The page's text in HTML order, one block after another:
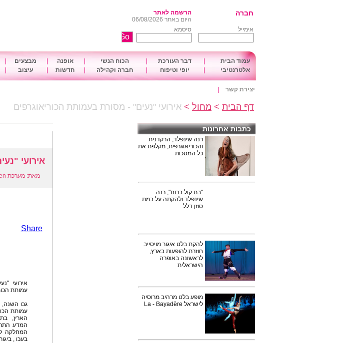
חברה
הרשמה לאתר
היום באתר 06/08/2026
אימייל
סיסמא
עמוד הבית דבר העורכת הכוח הנשי אופנה מבצעים
אלטרנטיבי
יופי וטיפוח חברה וקהילה חדשות עיצוב
יצירת קשר
דף הבית > מחול > אירועי "נעים" - מסורת בעמותת הכוריאוגרפים
כתבות אחרונות
רנה שינפלד, הרקדנית
והכוריאוגרפית, מקלפת את
כל המסכות
"בת קול ברוח", רנה
שינפלד ולהקתה על במת
סוזן דלל
להקת בלט איגור מויסייב
חוזרת להופעות בארץ,
לראשונה באופרה
הישראלית
מופע בלט מרהיב מרוסיה
לישראל La - Bayadère
אירועי
מאת: מערכת Iwomen
Share
אירועי
עמותת
גם השנה,
עמותת
הארץ,
המדע
המחלקה
בעכו ,